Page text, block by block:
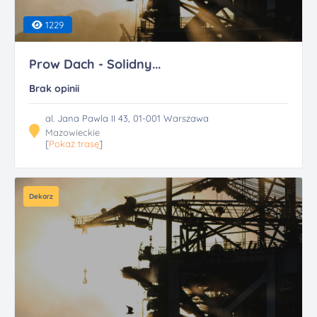
1229
Prow Dach - Solidny...
Brak opinii
al. Jana Pawla II 43, 01-001 Warszawa
Mazowieckie
[Pokaż trasę]
Dekarz